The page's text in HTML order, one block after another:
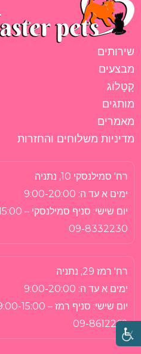
רח' סמילנסקי 10, נתניה
ימים א עד ה: 9:00-20:00
יום שישי: סניף סמילנסקי – 9:00-15:00
09-8332230
רח' רמז 29, נתניה
ימים א עד ה: 9:00-20:00
יום שישי: סניף רמז – 9:00-15:00
09-8612262
שירותים
מבצעים
קָטָלוֹג
מותגים
מאמרים
מדיניות משלוחים והחזרות